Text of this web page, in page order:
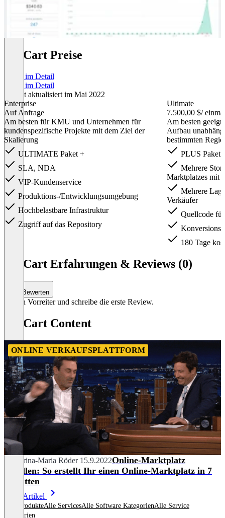
CS-Cart Preise
Preise im Detail
Preise im Detail
Zuletzt aktualisiert im Mai 2022
Enterprise
Auf Anfrage
Am besten für KMU und Unternehmen für
kundenspezifische Projekte mit dem Ziel der
Skalierung
ULTIMATE Paket +
SLA, NDA
VIP-Kundenservice
Produktions-/Entwicklungsumgebung
Hochbelastbare Infrastruktur
Zugriff auf das Repository
Ultimate
7.500,00 $/
Am besten
Aufbau
bestimmten
PLUS Paket
Mehrere
Marktplatzes mit
Mehrere
Verkäufer
Quellcode
180 Tage
CS-Cart Erfahrungen & Reviews (0)
Bewerten
Sei ein Vorreiter und schreibe die erste Review.
CS-Cart Content
ONLINE VERKAUFSPLATTFORM
Katharina-Maria Röder 15.9.2022Online-Marktplatz
erstellen: So erstellt Ihr einen Online-Marktplatz in 7
Schritten
Mehr Artikel
Alle ProdukteAlle ServicesAlle Software KategorienAlle Service
Kategorien